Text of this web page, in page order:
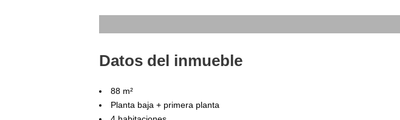
Datos del inmueble
88 m²
Planta baja + primera planta